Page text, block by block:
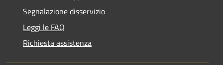
Segnalazione disservizio
Leggi le FAQ
Richiesta assistenza